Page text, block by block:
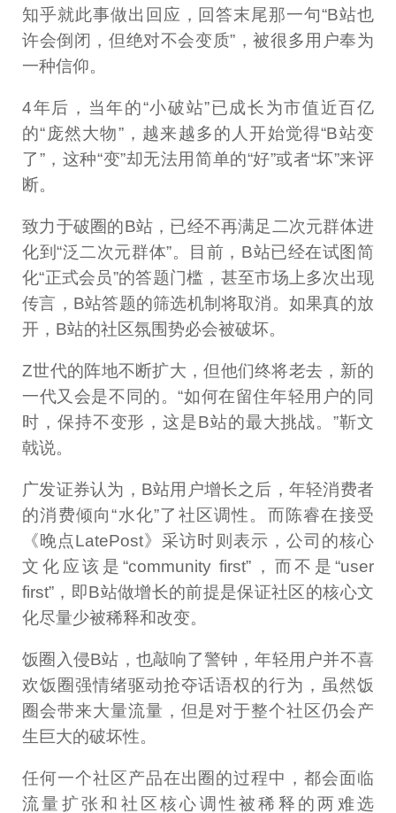
知乎就此事做出回应，回答末尾那一句“B站也
许会倒闭，但绝对不会变质”，被很多用户奉为
一种信仰。
4年后，当年的“小破站”已成长为市值近百亿
的“庞然大物”，越来越多的人开始觉得“B站变
了”，这种“变”却无法用简单的“好”或者“坏”来评
断。
致力于破圈的B站，已经不再满足二次元群体进
化到“泛二次元群体”。目前，B站已经在试图简
化“正式会员”的答题门槛，甚至市场上多次出现
传言，B站答题的筛选机制将取消。如果真的放
开，B站的社区氛围势必会被破坏。
Z世代的阵地不断扩大，但他们终将老去，新的
一代又会是不同的。“如何在留住年轻用户的同
时，保持不变形，这是B站的最大挑战。”靳文
戟说。
广发证券认为，B站用户增长之后，年轻消费者
的消费倾向“水化”了社区调性。而陈睿在接受
《晚点LatePost》采访时则表示，公司的核心
文化应该是“community first”，而不是“user
first”，即B站做增长的前提是保证社区的核心文
化尽量少被稀释和改变。
饭圈入侵B站，也敲响了警钟，年轻用户并不喜
欢饭圈强情绪驱动抢夺话语权的行为，虽然饭
圈会带来大量流量，但是对于整个社区仍会产
生巨大的破坏性。
任何一个社区产品在出圈的过程中，都会面临
流量扩张和社区核心调性被稀释的两难选